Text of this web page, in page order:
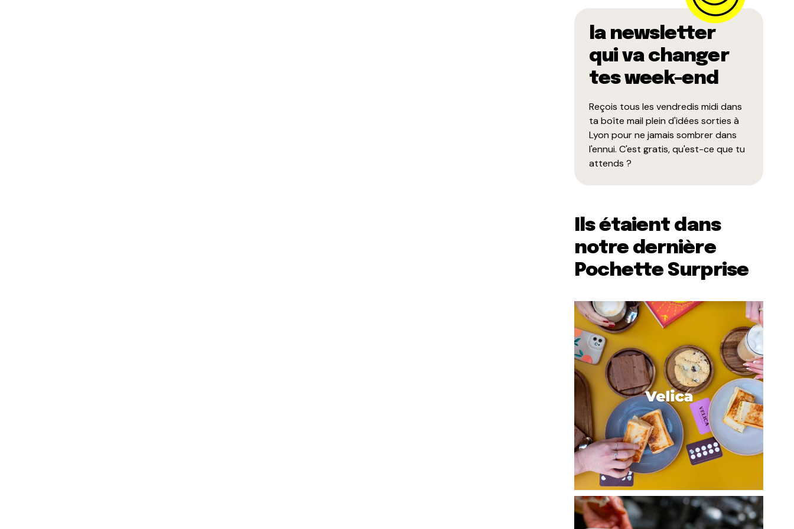
la newsletter
qui va changer
tes week-end
Reçois tous les vendredis midi dans
ta boîte mail plein d'idées sorties à
Lyon pour ne jamais sombrer dans
l'ennui. C'est gratis, qu'est-ce que tu
attends ?
Ils étaient dans
notre dernière
Pochette Surprise